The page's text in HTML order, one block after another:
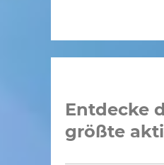
Entdecke
größte